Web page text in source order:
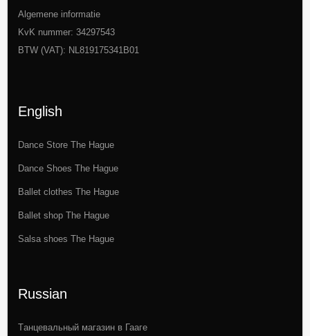
Algemene informatie
KvK nummer: 34297543
BTW (VAT): NL819175341B01
English
Dance Store The Hague
Dance Shoes The Hague
Ballet clothes The Hague
Ballet shop The Hague
Salsa shoes The Hague
Russian
Tанцевальный магазин в Гааге